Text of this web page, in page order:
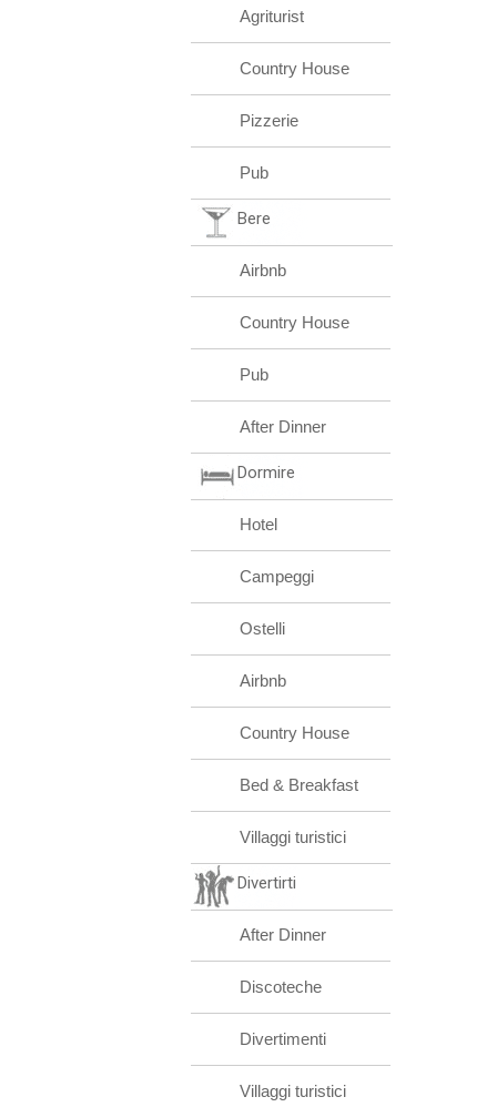
Agriturist
Country House
Pizzerie
Pub
Bere
Airbnb
Country House
Pub
After Dinner
Dormire
Hotel
Campeggi
Ostelli
Airbnb
Country House
Bed & Breakfast
Villaggi turistici
Divertirti
After Dinner
Discoteche
Divertimenti
Villaggi turistici